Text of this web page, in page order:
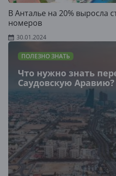
В Анталье на 20% выросла
номеров
30.01.2024
ПОЛЕЗНО ЗНАТЬ
Что нужно знать
Саудовскую Аравию?